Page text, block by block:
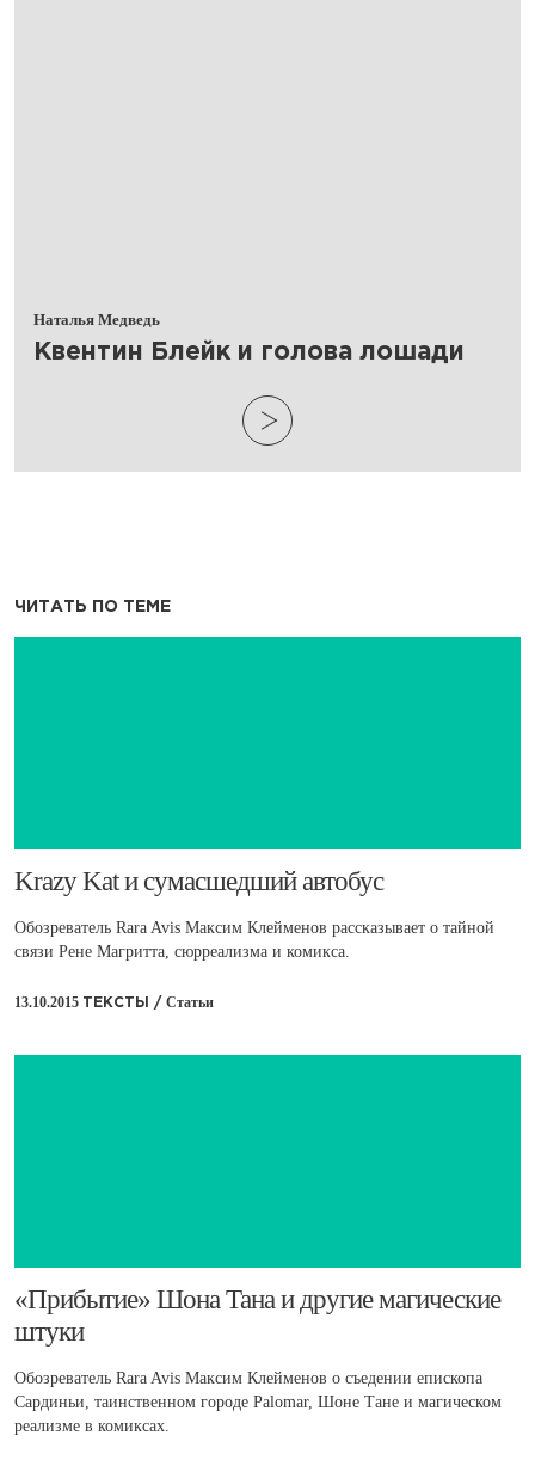
Наталья Медведь
Квентин Блейк и голова лошади
ЧИТАТЬ ПО ТЕМЕ
Krazy Kat и сумасшедший автобус
Обозреватель Rara Avis Максим Клейменов рассказывает о тайной
связи Рене Магритта, сюрреализма и комикса.
13.10.2015 ТЕКСТЫ / Статьи
​«Прибытие» Шона Тана и другие магические
штуки
Обозреватель Rara Avis Максим Клейменов о съедении епископа
Сардиньи, таинственном городе Palomar, Шоне Тане и магическом
реализме в комиксах.